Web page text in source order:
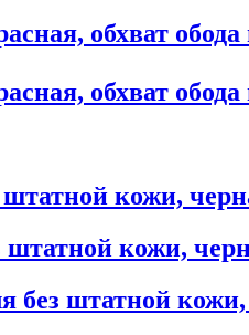
обхват обода
обхват обода
кожи,
штатной кожи,
без штатной